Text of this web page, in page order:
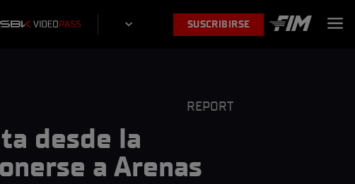
SUSCRIBIRSE
REPORT
desde la
a Arenas